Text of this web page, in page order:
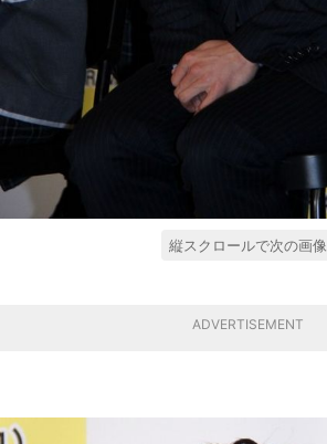
縦スクロールで次の画像
ADVERTISEMENT